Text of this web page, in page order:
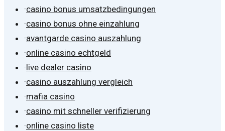
·casino bonus umsatzbedingungen
·casino bonus ohne einzahlung
·avantgarde casino auszahlung
·online casino echtgeld
·live dealer casino
·casino auszahlung vergleich
·mafia casino
·casino mit schneller verifizierung
·online casino liste